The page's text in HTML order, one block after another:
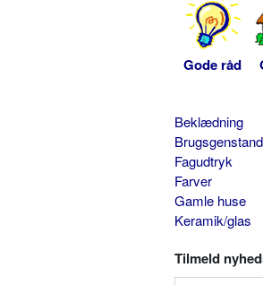
Gode råd
Beklædning
Fagudtryk
Farver
Gamle huse
Keramik/glas
Tilmeld